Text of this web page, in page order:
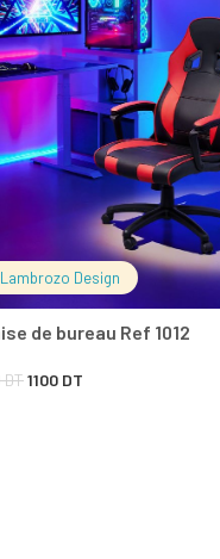
Lambrozo Design
de bureau Ref 1012
DTLe
1100 DT